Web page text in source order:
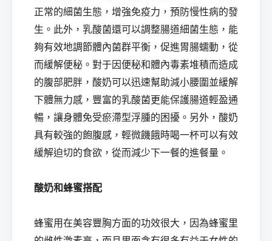
正常的細菌生態，增強免疫力，預防慢性病的發
生。此外，乳酸菌還可以調整腸道細菌生態，能
夠有效地調節體內菌群平衡，促進胃腸蠕動，從
而緩解便秘。對于因便秘和體內毒素堆積而造成
的腹部肥胖，酸奶可以迅速幫助減小腰圍並緩解
下體無力感，豐富的乳酸菌更能保護腸道輕盈通
暢，讓身體免受瘀滯型浮腫的困擾。另外，酸奶
具有較強的飽腹感，輕微饑餓時喝一杯可以有效
緩解迫切的食欲，從而減少下一餐的進餐量。
酸奶和蜂蜜搭配
蜂蜜用在美容豐胸方面的功效很大，因為蜂蜜里